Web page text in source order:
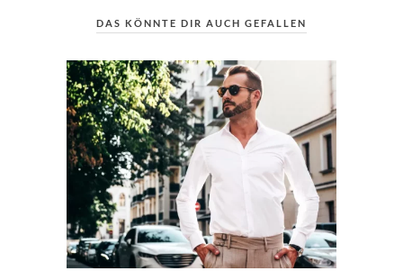
DAS KÖNNTE DIR AUCH GEFALLEN